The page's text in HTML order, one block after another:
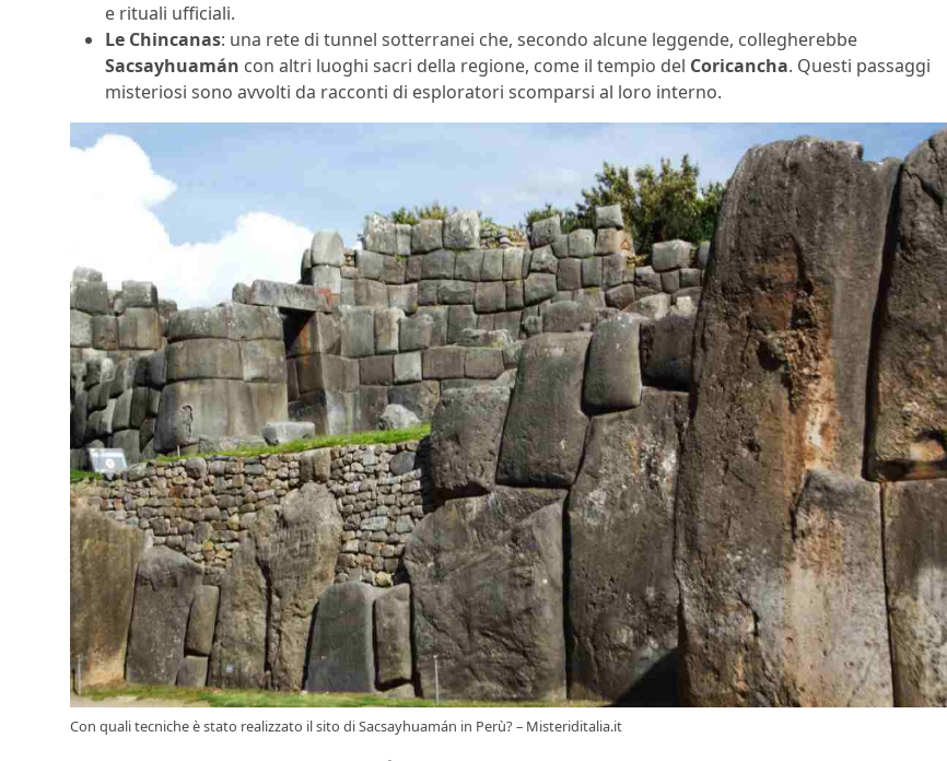
e rituali ufficiali.
Le Chincanas: una rete di tunnel sotterranei che, secondo alcune leggende, collegherebbe
Sacsayhuamán con altri luoghi sacri della regione, come il tempio del Coricancha. Questi passaggi
misteriosi sono avvolti da racconti di esploratori scomparsi al loro interno.
Con quali tecniche è stato realizzato il sito di Sacsayhuamán in Perù? – Misteriditalia.it